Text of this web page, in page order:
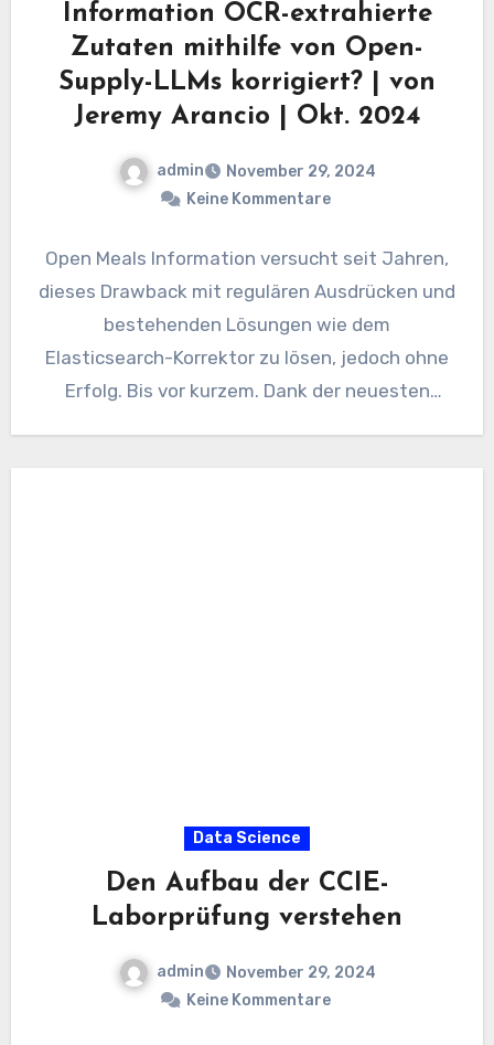
Information OCR-extrahierte
Zutaten mithilfe von Open-
Supply-LLMs korrigiert? | von
Jeremy Arancio | Okt. 2024
admin
November 29, 2024
Keine Kommentare
Open Meals Information versucht seit Jahren,
dieses Drawback mit regulären Ausdrücken und
bestehenden Lösungen wie dem
Elasticsearch-Korrektor zu lösen, jedoch ohne
Erfolg. Bis vor kurzem. Dank der neuesten
Data Science
Den Aufbau der CCIE-
Laborprüfung verstehen
admin
November 29, 2024
Keine Kommentare